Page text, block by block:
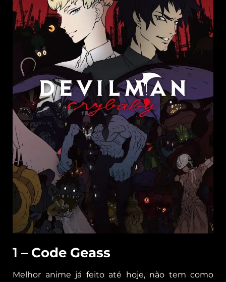
1 – Code Geass
Melhor anime já feito até hoje, não tem como